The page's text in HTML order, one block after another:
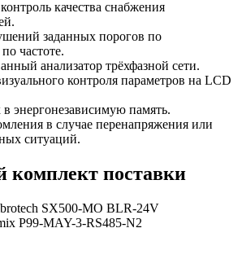
качества снабжения
заданных порогов по
частоте.
анализатор трёхфазной сети.
контроля параметров на LCD
энергонезависимую память.
в случае перенапряжения или
ситуаций.
комплект поставки
SX500-MO BLR-24V
P99-MAY-3-RS485-N2